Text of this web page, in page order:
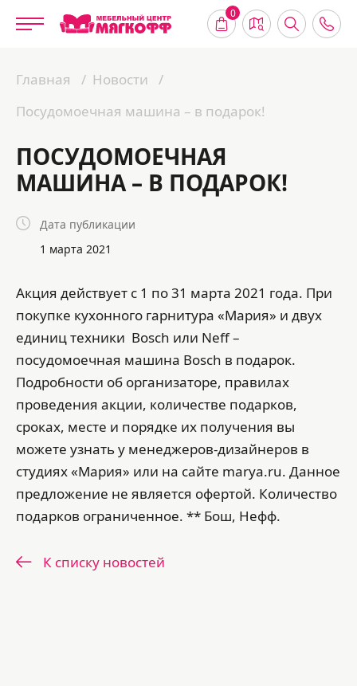
0
Главная
Новости
Посудомоечная машина – в подарок!
ПОСУДОМОЕЧНАЯ
МАШИНА – В ПОДАРОК!
Дата публикации
1 марта 2021
Акция действует с 1 по 31 марта 2021 года. При
покупке кухонного гарнитура «Мария» и двух
единиц техники Bosch или Neff –
посудомоечная машина Bosch в подарок.
Подробности об организаторе, правилах
проведения акции, количестве подарков,
сроках, месте и порядке их получения вы
можете узнать у менеджеров-дизайнеров в
студиях «Мария» или на сайте marya.ru. Данное
предложение не является офертой. Количество
подарков ограниченное. ** Бош, Нефф.
К списку новостей